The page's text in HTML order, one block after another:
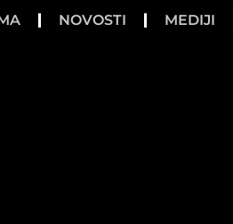
NOVOSTI MEDIJI